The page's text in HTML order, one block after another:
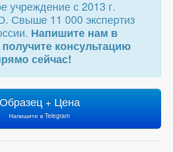
учреждение с 2013 г.
Свыше 11 000 экспертиз
Напишите нам в
консультацию
сейчас!
Образец + Цена
Напишите в Telegram